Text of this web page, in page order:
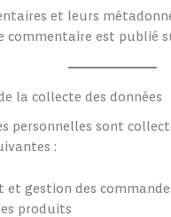
et leurs
commentaire est publié
la collecte des données
personnelles sont
:
et gestion des
produits